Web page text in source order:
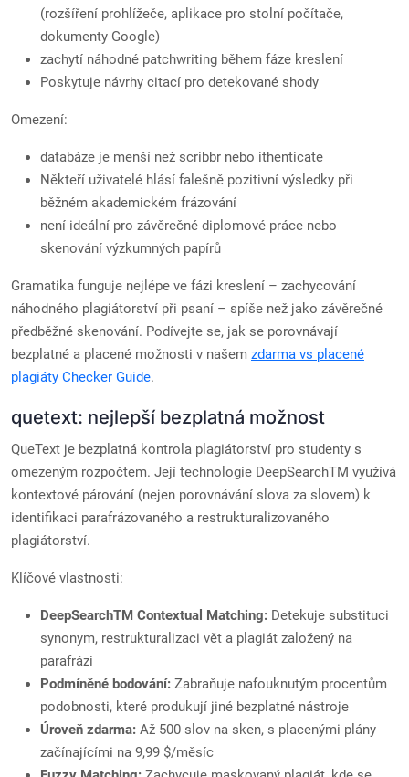
(rozšíření prohlížeče, aplikace pro stolní počítače,
dokumenty Google)
zachytí náhodné patchwriting během fáze kreslení
Poskytuje návrhy citací pro detekované shody
Omezení:
databáze je menší než scribbr nebo ithenticate
Někteří uživatelé hlásí falešně pozitivní výsledky při
běžném akademickém frázování
není ideální pro závěrečné diplomové práce nebo
skenování výzkumných papírů
Gramatika funguje nejlépe ve fázi kreslení – zachycování
náhodného plagiátorství při psaní – spíše než jako závěrečné
předběžné skenování. Podívejte se, jak se porovnávají
bezplatné a placené možnosti v našem zdarma vs placené
plagiáty Checker Guide.
quetext: nejlepší bezplatná možnost
QueText je bezplatná kontrola plagiátorství pro studenty s
omezeným rozpočtem. Její technologie DeepSearchTM využívá
kontextové párování (nejen porovnávání slova za slovem) k
identifikaci parafrázovaného a restrukturalizovaného
plagiátorství.
Klíčové vlastnosti:
DeepSearchTM Contextual Matching: Detekuje substituci
synonym, restrukturalizaci vět a plagiát založený na
parafrázi
Podmíněné bodování: Zabraňuje nafouknutým procentům
podobnosti, které produkují jiné bezplatné nástroje
Úroveň zdarma: Až 500 slov na sken, s placenými plány
začínajícími na 9,99 $/měsíc